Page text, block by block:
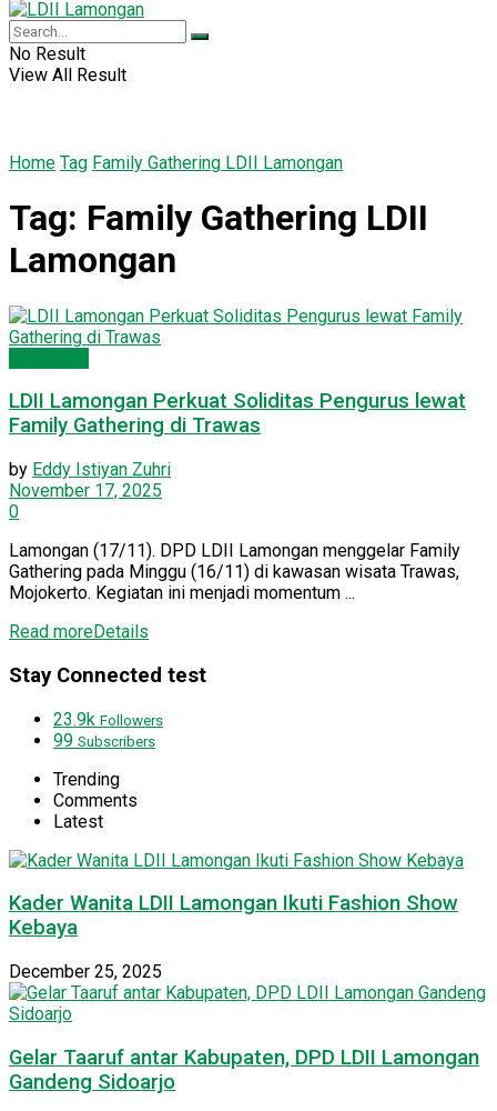
No Result
View All Result
Home Tag Family Gathering LDII Lamongan
Tag: Family Gathering LDII
Lamongan
LDII Lamongan Perkuat Soliditas Pengurus lewat
Family Gathering di Trawas
by Eddy Istiyan Zuhri
November 17, 2025
0
Lamongan (17/11). DPD LDII Lamongan menggelar Family
Gathering pada Minggu (16/11) di kawasan wisata Trawas,
Mojokerto. Kegiatan ini menjadi momentum ...
Read moreDetails
Stay Connected test
23.9k Followers
99 Subscribers
Trending
Comments
Latest
Kader Wanita LDII Lamongan Ikuti Fashion Show
Kebaya
December 25, 2025
Gelar Taaruf antar Kabupaten, DPD LDII Lamongan
Gandeng Sidoarjo